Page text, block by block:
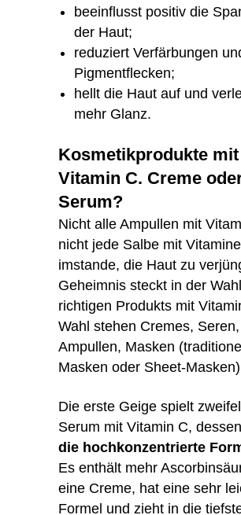
beeinflusst positiv die
der Haut;
reduziert Verfärbungen
Pigmentflecken;
hellt die Haut auf und
mehr Glanz.
Kosmetikprodukte mit
Vitamin C. Creme
Serum?
Nicht alle Ampullen mit
nicht jede Salbe mit
imstande, die Haut zu
Geheimnis steckt in der
richtigen Produkts mit
Wahl stehen Cremes, Seren,
Ampullen, Masken
Masken oder Sheet-
Die erste Geige spielt
Serum mit Vitamin C,
die hochkonzentrierte
Es enthält mehr
eine Creme, hat eine sehr
Formel und zieht in die